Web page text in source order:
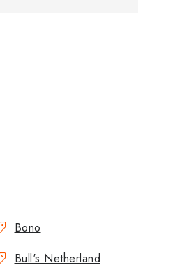
Bono
Bull's Netherland